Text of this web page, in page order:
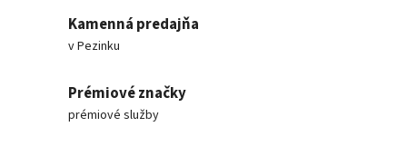
Kamenná predajňa
v Pezinku
Prémiové značky
prémiové služby